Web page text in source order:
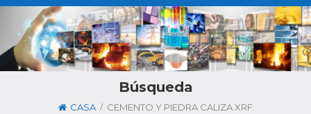
Búsqueda
CASA / CEMENTO Y PIEDRA CALIZA XRF